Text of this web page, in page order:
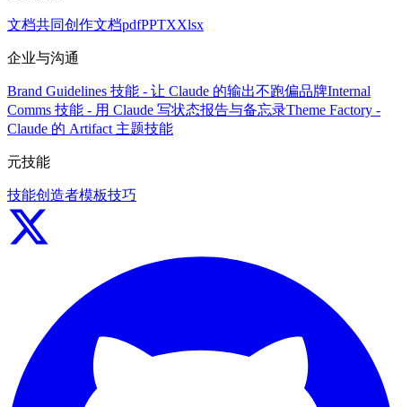
文档共同创作文档pdfPPTXXlsx
企业与沟通
Brand Guidelines 技能 - 让 Claude 的输出不跑偏品牌Internal
Comms 技能 - 用 Claude 写状态报告与备忘录Theme Factory -
Claude 的 Artifact 主题技能
元技能
技能创造者模板技巧